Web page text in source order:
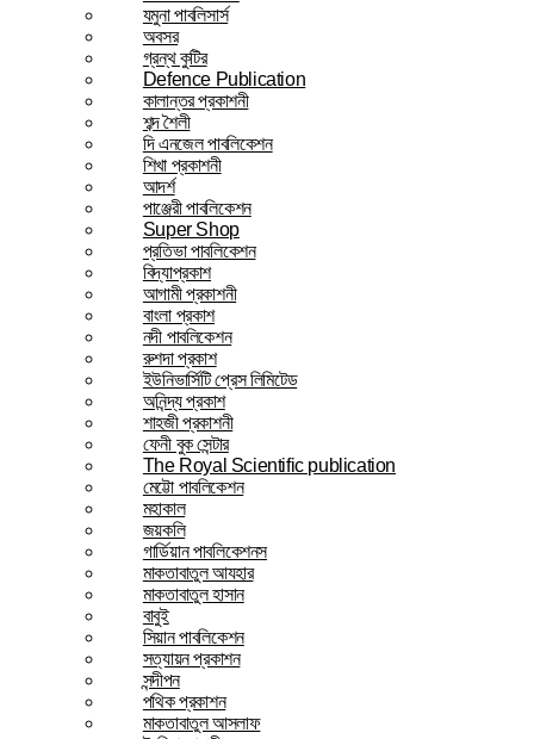
যমুনা পাবলিসার্স
অবসর
গ্রন্থ কুটির
Defence Publication
কালান্তর প্রকাশনী
শব্দ শৈলী
দি এনজেল পাবলিকেশন
শিখা প্রকাশনী
আদর্শ
পাঞ্জেরী পাবলিকেশন
Super Shop
প্রতিভা পাবলিকেশন
বিদ্যাপ্রকাশ
আগামী প্রকাশনী
বাংলা প্রকাশ
নদী পাবলিকেশন
রুশদা প্রকাশ
ইউনিভার্সিটি প্রেস লিমিটেড
অনিন্দ্য প্রকাশ
শাহজী প্রকাশনী
ফেনী বুক সেন্টার
The Royal Scientific publication
মেট্টো পাবলিকেশন
মহাকাল
জয়কলি
গার্ডিয়ান পাবলিকেশনস
মাকতাবাতুল আযহার
মাকতাবাতুল হাসান
বাবুই
সিয়ান পাবলিকেশন
সত্যায়ন প্রকাশন
সন্দীপন
পথিক প্রকাশন
মাকতাবাতুল আসলাফ